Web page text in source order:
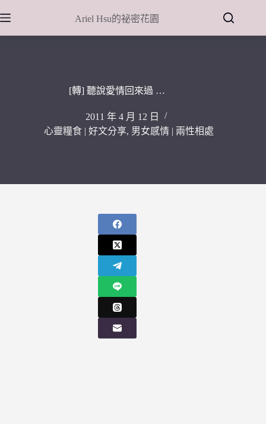
至
主
Ariel Hsu的祕密花園
[轉] 聽說愛情回來過 …
2011 年 4 月 12 日
心靈糧食 | 好文分享, 男女感情 | 兩性相處